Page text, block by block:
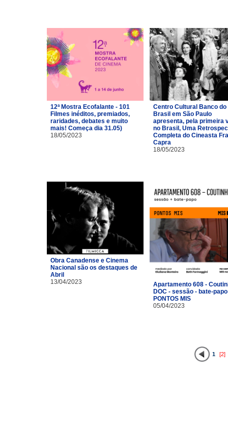
12ª Mostra Ecofalante - 101
Filmes inéditos, premiados,
raridades, debates e muito
mais! Começa dia 31.05)
18/05/2023
Centro Cultural Banco do
Brasil em São Paulo
apresenta, pela primeira
no Brasil, Uma
Completa do Cineasta
Capra
18/05/2023
Obra Canadense e Cinema
Nacional são os destaques de
Abril
13/04/2023
Apartamento 608 -
DOC - sessão - bate-
PONTOS MIS
05/04/2023
1 [2]